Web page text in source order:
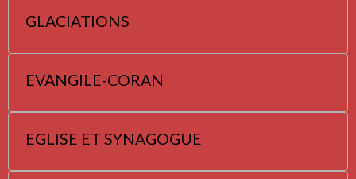
GLACIATIONS
EVANGILE-CORAN
EGLISE ET SYNAGOGUE